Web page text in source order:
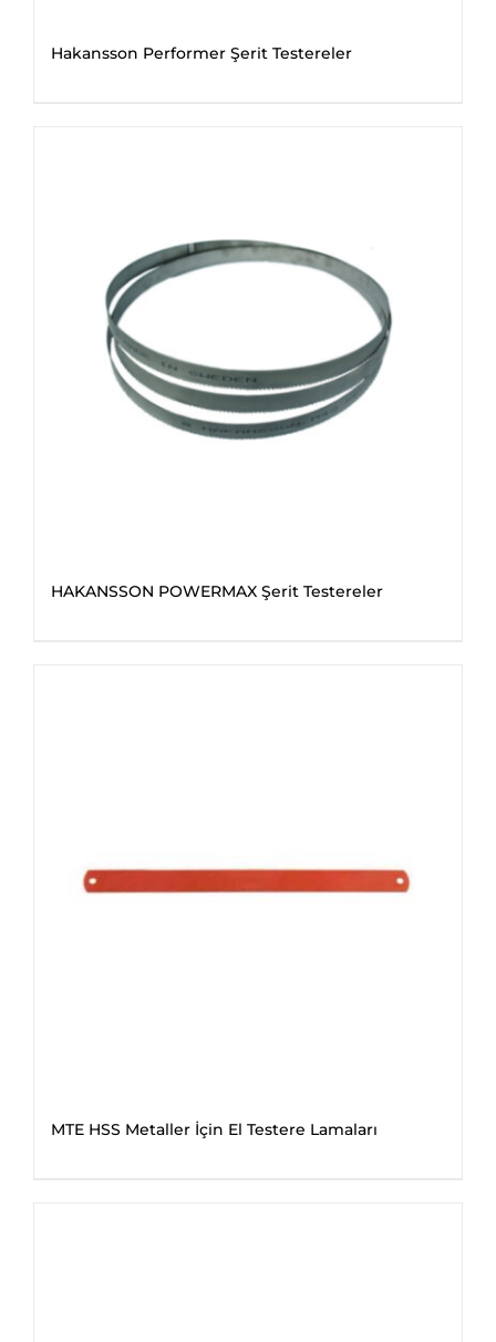
Hakansson Performer Şerit Testereler
HAKANSSON POWERMAX Şerit Testereler
MTE HSS Metaller İçin El Testere Lamaları